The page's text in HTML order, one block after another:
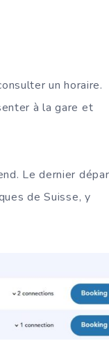
un horaire.
à la gare et
Le dernier
de Suisse, y